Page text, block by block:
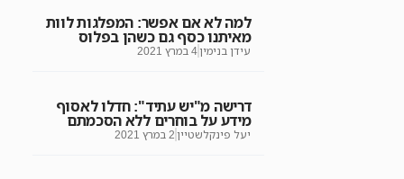
למה לא אם אפשר: המפלגות לוות
מאיתנו כסף גם כשהן בפלוס
עידן בנימין4 במרץ 2021
דרישה מ"יש עתיד": חדלו לאסוף
מידע על בוחרים ללא הסכמתם
יעל פינקלשטיין 2 במרץ 2021